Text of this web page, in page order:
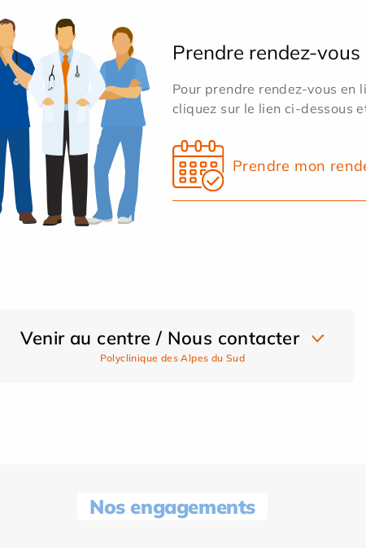
Prendre rendez-vous
Pour prendre rendez-vous en
cliquez sur le lien ci-dessous
Prendre mon
Venir au centre / Nous contacter
Polyclinique des Alpes du Sud
Nos engagements